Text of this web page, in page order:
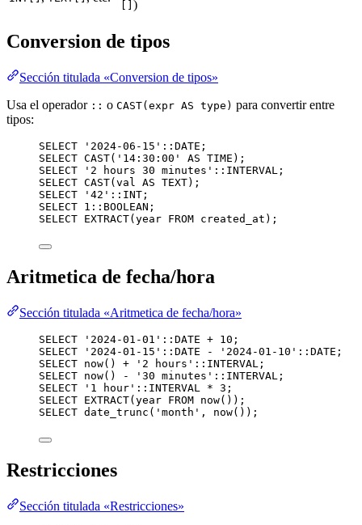
)
Conversion de tipos
Sección titulada «Conversion de tipos»
Usa el operador :: o CAST(expr AS type) para convertir entre
tipos:
SELECT ' 2024-06-15 ' :: DATE ;
SELECT CAST( ' 14:30:00 ' AS TIME );
SELECT
' 2 hours 30 minutes ' ::INTERVAL;
SELECT CAST(val AS TEXT);
SELECT
' 42 ' :: INT ;
SELECT 1 :: BOOLEAN ;
SELECT EXTRACT( year FROM created_at);
Aritmetica de fecha/hora
Sección titulada «Aritmetica de fecha/hora»
SELECT ' 2024-01-01 ' :: DATE + 10
SELECT
' 2024-01-15 ' :: DATE - ' 2024-01-10 ' :: DATE
SELECT now() + ' 2 hours '
SELECT now() - ' 30 minutes '
SELECT
' 1 hour ' ::INTERVAL * 3
SELECT EXTRACT( year FROM now
SELECT date_trunc( ' month ' , now
Restricciones
Sección titulada «Restricciones»